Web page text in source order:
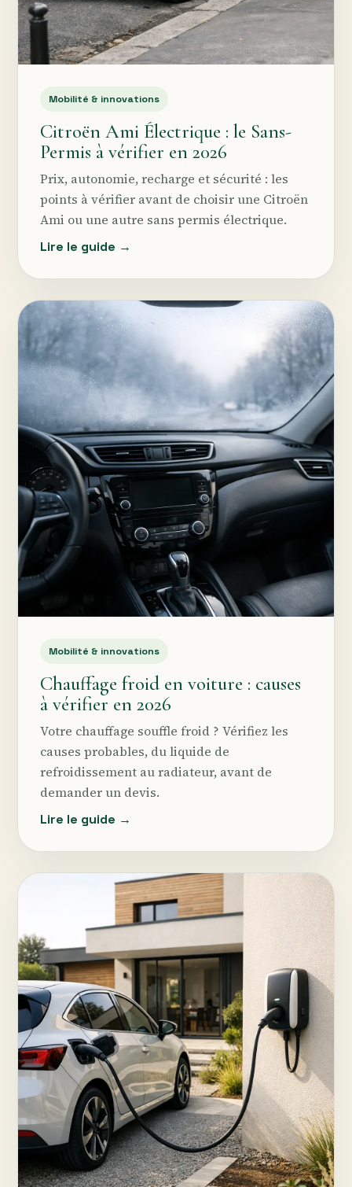
Mobilité & innovations
Citroën Ami Électrique : le Sans-
Permis à vérifier en 2026
Prix, autonomie, recharge et sécurité : les
points à vérifier avant de choisir une Citroën
Ami ou une autre sans permis électrique.
Lire le guide →
Mobilité & innovations
Chauffage froid en voiture : causes
à vérifier en 2026
Votre chauffage souffle froid ? Vérifiez les
causes probables, du liquide de
refroidissement au radiateur, avant de
demander un devis.
Lire le guide →